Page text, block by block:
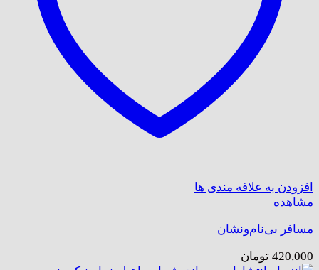
افزودن به علاقه مندی ها
مشاهده
مسافر بی‌نام‌ونشان
420,000 تومان